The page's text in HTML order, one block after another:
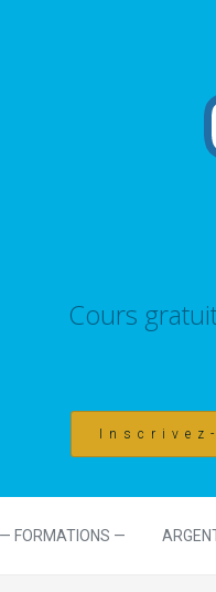
Cours
— FORMATIONS —